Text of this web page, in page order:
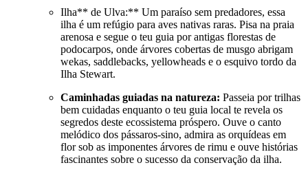
Ilha** de Ulva:** Um paraíso sem predadores, essa
ilha é um refúgio para aves nativas raras. Pisa na praia
arenosa e segue o teu guia por antigas florestas de
podocarpos, onde árvores cobertas de musgo abrigam
wekas, saddlebacks, yellowheads e o esquivo tordo da
Ilha Stewart.
Caminhadas guiadas na natureza: Passeia por trilhas
bem cuidadas enquanto o teu guia local te revela os
segredos deste ecossistema próspero. Ouve o canto
melódico dos pássaros-sino, admira as orquídeas em
flor sob as imponentes árvores de rimu e ouve histórias
fascinantes sobre o sucesso da conservação da ilha.